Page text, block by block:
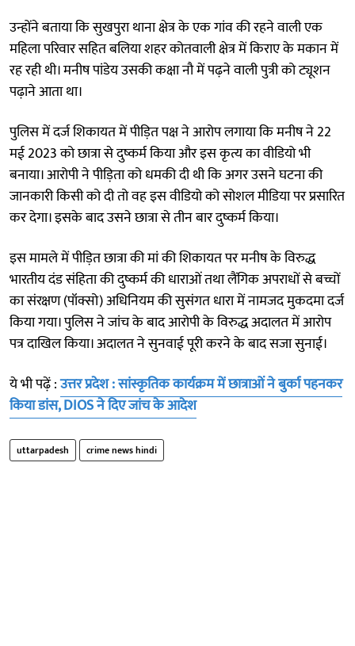
उन्होंने बताया कि सुखपुरा थाना क्षेत्र के एक गांव की रहने वाली एक
महिला परिवार सहित बलिया शहर कोतवाली क्षेत्र में किराए के मकान में
रह रही थी। मनीष पांडेय उसकी कक्षा नौ में पढ़ने वाली पुत्री को ट्यूशन
पढ़ाने आता था।
पुलिस में दर्ज शिकायत में पीड़ित पक्ष ने आरोप लगाया कि मनीष ने 22
मई 2023 को छात्रा से दुष्कर्म किया और इस कृत्य का वीडियो भी
बनाया। आरोपी ने पीड़िता को धमकी दी थी कि अगर उसने घटना की
जानकारी किसी को दी तो वह इस वीडियो को सोशल मीडिया पर प्रसारित
कर देगा। इसके बाद उसने छात्रा से तीन बार दुष्कर्म किया।
इस मामले में पीड़ित छात्रा की मां की शिकायत पर मनीष के विरुद्ध
भारतीय दंड संहिता की दुष्कर्म की धाराओं तथा लैंगिक अपराधों से बच्चों
का संरक्षण (पॉक्सो) अधिनियम की सुसंगत धारा में नामजद मुकदमा दर्ज
किया गया। पुलिस ने जांच के बाद आरोपी के विरुद्ध अदालत में आरोप
पत्र दाखिल किया। अदालत ने सुनवाई पूरी करने के बाद सजा सुनाई।
ये भी पढ़ें :उत्तर प्रदेश : सांस्कृतिक कार्यक्रम में छात्राओं ने बुर्का पहनकर
किया डांस, DIOS ने दिए जांच के आदेश
uttarpadesh crime news hindi